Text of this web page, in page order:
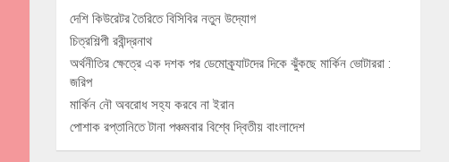
দেশি কিউরেটর তৈরিতে বিসিবির নতুন উদ্যোগ
চিত্রশিল্পী রবীন্দ্রনাথ
অর্থনীতির ক্ষেত্রে এক দশক পর ডেমোক্র্যাটদের দিকে ঝুঁকছে মার্কিন ভোটাররা :
জরিপ
মার্কিন নৌ অবরোধ সহ্য করবে না ইরান
পোশাক রপ্তানিতে টানা পঞ্চমবার বিশ্বে দ্বিতীয় বাংলাদেশ